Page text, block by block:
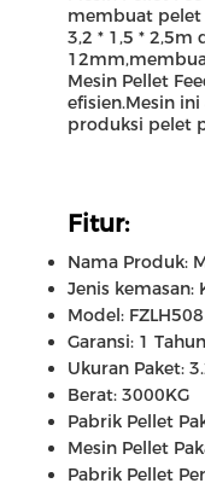
membuat pelet
3,2 * 1,5 *
Mesin Pellet
efisien.Mesin
produksi pelet
Fitur:
Nama Produk:
Jenis kemasan:
Model: FZLH508
Garansi: 1 Tahun
Ukuran Paket:
Berat: 3000KG
Pabrik Pellet
Mesin Pellet
Pabrik Pellet